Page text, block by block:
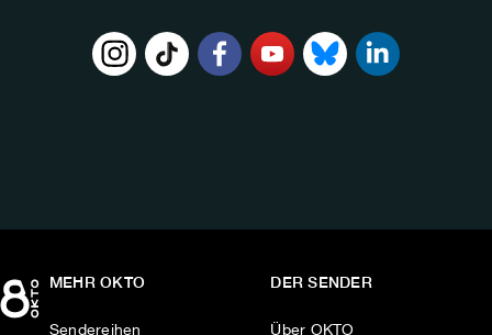
MEHR OKTO
Sendereihen
DER SENDER
Über OKTO